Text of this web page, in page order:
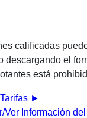
calificadas
descargando el
está
►
Información